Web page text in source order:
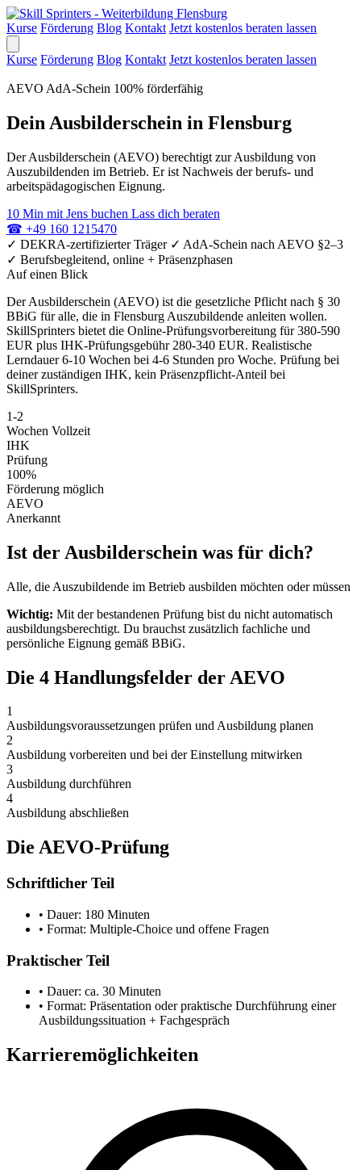
Kurse Förderung Blog Kontakt Jetzt kostenlos beraten lassen
Kurse Förderung Blog Kontakt Jetzt kostenlos beraten lassen
AEVO AdA-Schein 100% förderfähig
Dein Ausbilderschein in Flensburg
Der Ausbilderschein (AEVO) berechtigt zur Ausbildung von
Auszubildenden im Betrieb. Er ist Nachweis der berufs- und
arbeitspädagogischen Eignung.
10 Min mit Jens buchen Lass dich beraten
☎ +49 160 1215470
✓ DEKRA-zertifizierter Träger ✓ AdA-Schein nach AEVO §2–3
✓ Berufsbegleitend, online + Präsenzphasen
Auf einen Blick
Der Ausbilderschein (AEVO) ist die gesetzliche Pflicht nach § 30
BBiG für alle, die in Flensburg Auszubildende anleiten wollen.
SkillSprinters bietet die Online-Prüfungsvorbereitung für 380-590
EUR plus IHK-Prüfungsgebühr 280-340 EUR. Realistische
Lerndauer 6-10 Wochen bei 4-6 Stunden pro Woche. Prüfung bei
deiner zuständigen IHK, kein Präsenzpflicht-Anteil bei
SkillSprinters.
1-2
Wochen Vollzeit
IHK
Prüfung
100%
Förderung möglich
AEVO
Anerkannt
Ist der Ausbilderschein was für dich?
Alle, die Auszubildende im Betrieb ausbilden möchten oder müssen
Wichtig: Mit der bestandenen Prüfung bist du nicht automatisch
ausbildungsberechtigt. Du brauchst zusätzlich fachliche und
persönliche Eignung gemäß BBiG.
Die 4 Handlungsfelder der AEVO
1
Ausbildungsvoraussetzungen prüfen und Ausbildung planen
2
Ausbildung vorbereiten und bei der Einstellung mitwirken
3
Ausbildung durchführen
4
Ausbildung abschließen
Die AEVO-Prüfung
Schriftlicher Teil
• Dauer: 180 Minuten
• Format: Multiple-Choice und offene Fragen
Praktischer Teil
• Dauer: ca. 30 Minuten
• Format: Präsentation oder praktische Durchführung einer
Ausbildungssituation + Fachgespräch
Karrieremöglichkeiten